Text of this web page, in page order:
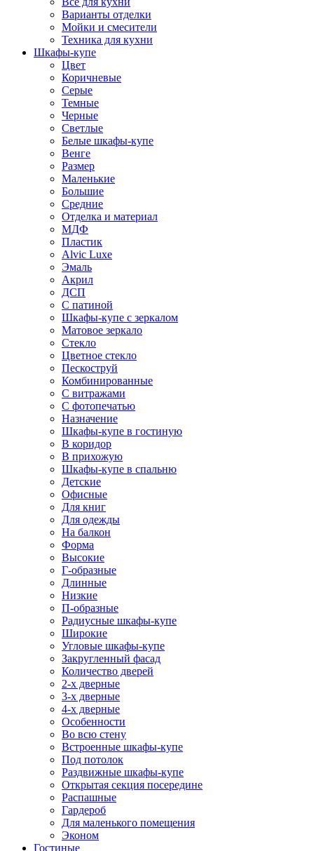
Варианты отделки
Мойки и смесители
Техника для кухни
Шкафы-купе
Цвет
Коричневые
Серые
Темные
Черные
Светлые
Белые шкафы-купе
Венге
Размер
Маленькие
Большие
Средние
Отделка и материал
МДФ
Пластик
Alvic Luxe
Эмаль
Акрил
ДСП
С патиной
Шкафы-купе с зеркалом
Матовое зеркало
Стекло
Цветное стекло
Пескоструй
Комбинированные
С витражами
С фотопечатью
Назначение
Шкафы-купе в гостиную
В коридор
В прихожую
Шкафы-купе в спальню
Детские
Офисные
Для книг
Для одежды
На балкон
Форма
Высокие
Г-образные
Длинные
Низкие
П-образные
Радиусные шкафы-купе
Широкие
Угловые шкафы-купе
Закругленный фасад
Количество дверей
2-х дверные
3-х дверные
4-х дверные
Особенности
Во всю стену
Встроенные шкафы-купе
Под потолок
Раздвижные шкафы-купе
Открытая секция посередине
Распашные
Гардероб
Для маленького помещения
Эконом
Гостиные